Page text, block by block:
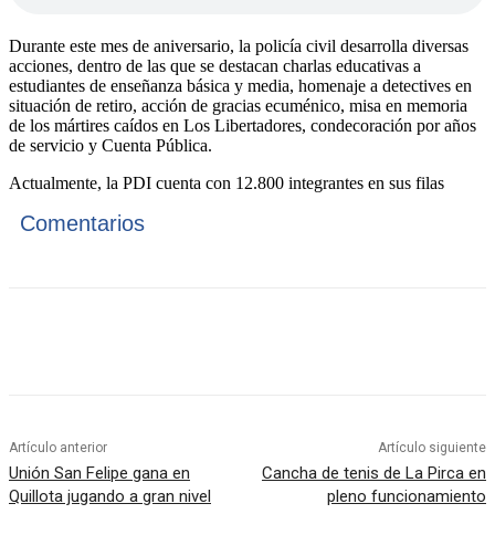
Durante este mes de aniversario, la policía civil desarrolla diversas
acciones, dentro de las que se destacan charlas educativas a
estudiantes de enseñanza básica y media, homenaje a detectives en
situación de retiro, acción de gracias ecuménico, misa en memoria
de los mártires caídos en Los Libertadores, condecoración por años
de servicio y Cuenta Pública.
Actualmente, la PDI cuenta con 12.800 integrantes en sus filas
Comentarios
Artículo anterior
Unión San Felipe gana en
Quillota jugando a gran nivel
Artículo siguiente
Cancha de tenis de La Pirca en
pleno funcionamiento